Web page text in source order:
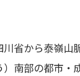
川省から泰嶺山
）南部の都市・